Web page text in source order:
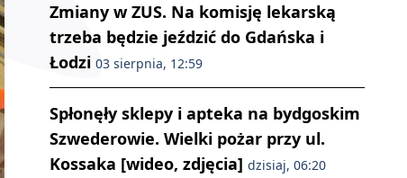
Zmiany w ZUS. Na komisję lekarską
trzeba będzie jeździć do Gdańska i
Łodzi 03 sierpnia, 12:59
Spłonęły sklepy i apteka na bydgoskim
Szwederowie. Wielki pożar przy ul.
Kossaka [wideo, zdjęcia] dzisiaj, 06:20